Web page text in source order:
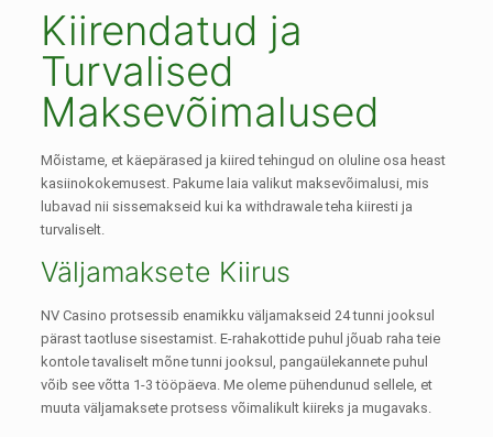
Kiirendatud ja
Turvalised
Maksevõimalused
Mõistame, et käepärased ja kiired tehingud on oluline osa heast
kasiinokokemusest. Pakume laia valikut maksevõimalusi, mis
lubavad nii sissemakseid kui ka withdrawale teha kiiresti ja
turvaliselt.
Väljamaksete Kiirus
NV Casino protsessib enamikku väljamakseid 24 tunni jooksul
pärast taotluse sisestamist. E-rahakottide puhul jõuab raha teie
kontole tavaliselt mõne tunni jooksul, pangaülekannete puhul
võib see võtta 1-3 tööpäeva. Me oleme pühendunud sellele, et
muuta väljamaksete protsess võimalikult kiireks ja mugavaks.